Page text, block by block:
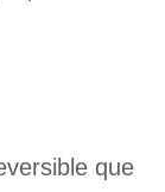
que